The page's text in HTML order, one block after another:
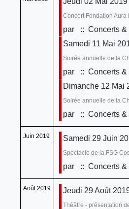
Concert Fondation Aura
par
:: Concerts &
Samedi 11 Mai
Soirée annuelle de la
par
:: Concerts &
Dimanche 12 Mai
Soirée annuelle de la
par :: Concerts &
Juin 2019 Samedi 29 Juin
Spectacle de la FSG
par :: Concerts &
Août 2019 Jeudi 29 Août
Théâtre - présentation